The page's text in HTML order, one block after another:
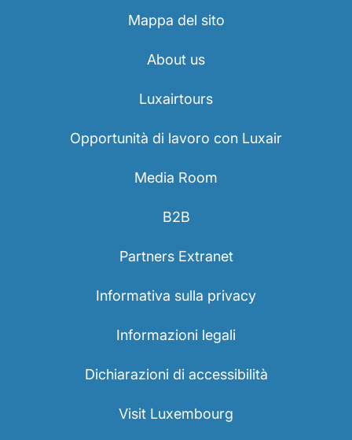
Mappa del sito
About us
Luxairtours
Opportunità di lavoro con Luxair
Media Room
B2B
Partners Extranet
Informativa sulla privacy
Informazioni legali
Dichiarazioni di accessibilità
Visit Luxembourg